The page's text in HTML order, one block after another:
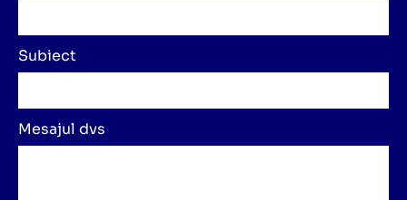
Subiect
Mesajul dvs